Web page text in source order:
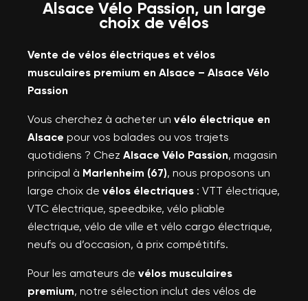
Alsace Vélo Passion, un large
choix de vélos
Vente de vélos électriques et vélos
musculaires premium en Alsace – Alsace Vélo
Passion
Vous cherchez à acheter un vélo électrique en
Alsace pour vos balades ou vos trajets
quotidiens ? Chez Alsace Vélo Passion, magasin
principal à Marlenheim (67), nous proposons un
large choix de vélos électriques : VTT électrique,
VTC électrique, speedbike, vélo pliable
électrique, vélo de ville et vélo cargo électrique,
neufs ou d’occasion, à prix compétitifs.
Pour les amateurs de vélos musculaires
premium, notre sélection inclut des vélos de